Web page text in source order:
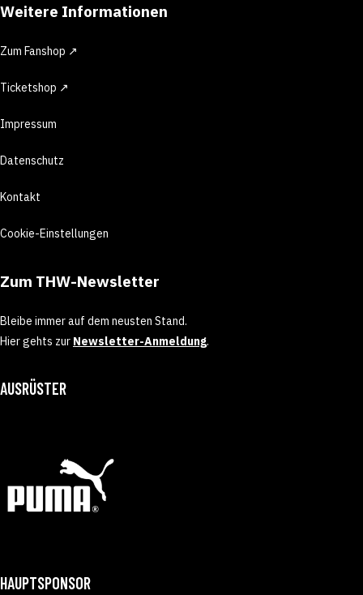
Weitere Informationen
Zum Fanshop ↗
Ticketshop ↗
Impressum
Datenschutz
Kontakt
Cookie-Einstellungen
Zum THW-Newsletter
Bleibe immer auf dem neusten Stand.
Hier gehts zur Newsletter-Anmeldung.
AUSRÜSTER
HAUPTSPONSOR